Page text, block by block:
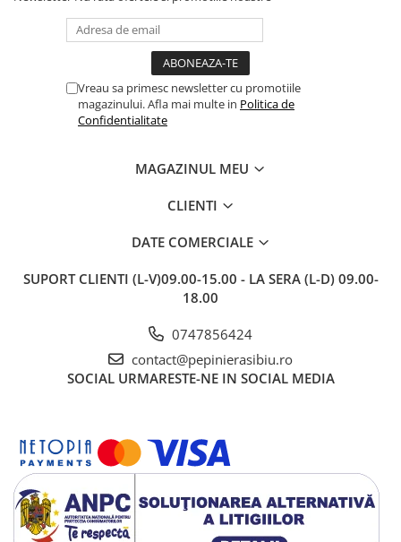
Vreau sa primesc newsletter cu promotiile
magazinului. Afla mai multe in Politica de
Confidentialitate
MAGAZINUL MEU
CLIENTI
DATE COMERCIALE
SUPORT CLIENTI (L-V)09.00-15.00 - LA SERA (L-D) 09.00-
18.00
0747856424
contact@pepinierasibiu.ro
SOCIAL URMARESTE-NE IN SOCIAL MEDIA